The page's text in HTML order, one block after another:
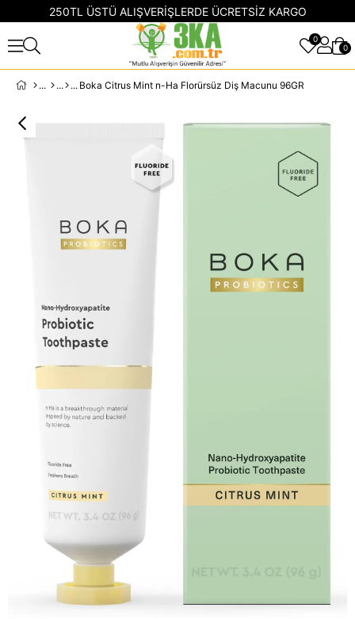
250TL ÜSTÜ ALIŞVERİŞLERDE ÜCRETSİZ KARGO
0
0
Boka Citrus Mint n-Ha Florürsüz Diş Macunu 96GR